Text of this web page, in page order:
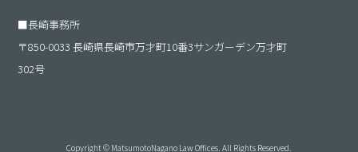
■長崎事務所
〒850-0033 長崎県長崎市万才町10番3サンガーデン万才町
302号
Copyright © MatsumotoNagano Law Offices. All Rights Reserved.